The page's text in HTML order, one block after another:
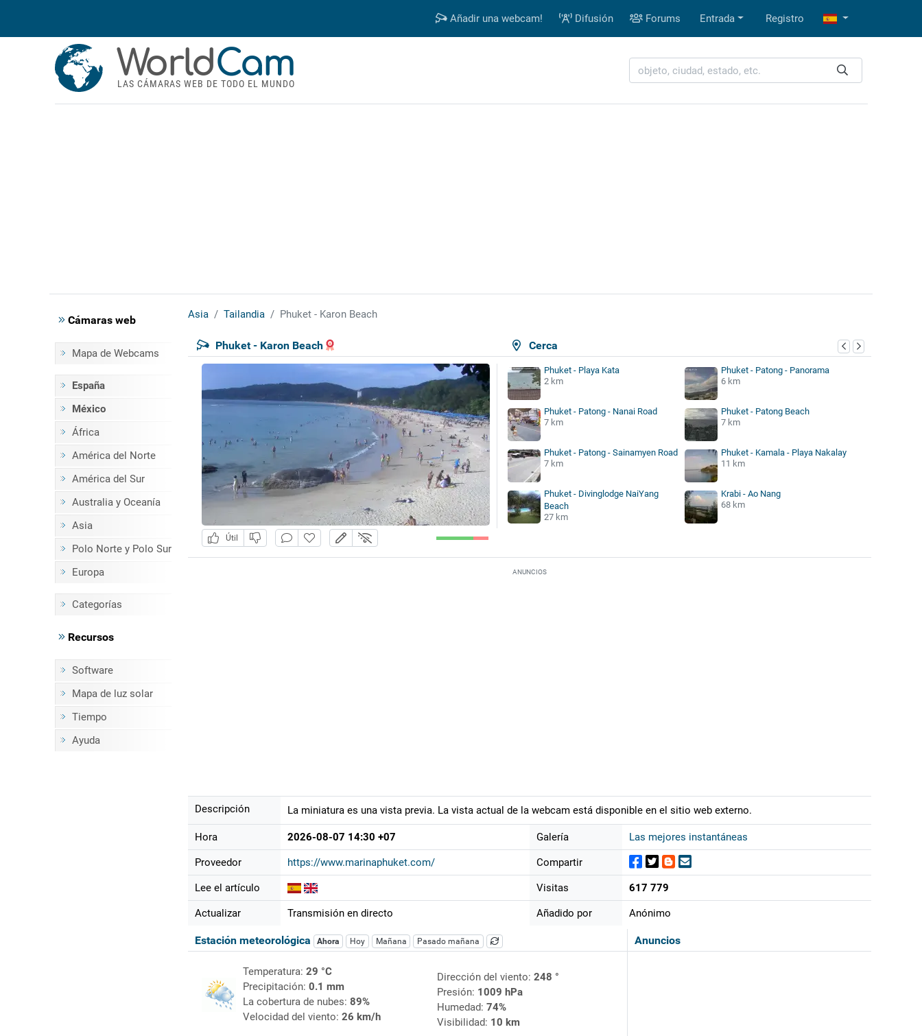
Añadir una webcam! Difusión Forums Entrada Registro
WorldCam
LAS CÁMARAS WEB DE TODO EL MUNDO
Cámaras web
Mapa de Webcams
España
México
África
América del Norte
América del Sur
Australia y Oceanía
Asia
Polo Norte y Polo Sur
Europa
Categorías
Recursos
Software
Mapa de luz solar
Tiempo
Ayuda
Asia Tailandia Phuket - Karon Beach
Cerca
Phuket - Karon Beach
Útil
Phuket - Playa Kata
2 km
Phuket - Patong - Panorama
6 km
Phuket - Patong - Nanai Road
7 km
Phuket - Patong Beach
7 km
Phuket - Patong - Sainamyen Road
7 km
Phuket - Kamala - Playa Nakalay
11 km
Phuket - Divinglodge NaiYang
Beach
27 km
Krabi - Ao Nang
68 km
ANUNCIOS
Descripción La miniatura es una vista previa. La vista actual de la webcam está disponible en el sitio web externo.
Hora 2026-08-07 14:30 +07
Proveedor https://www.marinaphuket.com/
Lee el artículo
Actualizar Transmisión en directo
Galería Las mejores instantáneas
Compartir
Visitas 617 779
Añadido por Anónimo
Anuncios
Estación meteorológica Ahora Hoy Mañana Pasado mañana
Temperatura: 29 °C
Precipitación: 0.1 mm
La cobertura de nubes: 89%
Velocidad del viento: 26 km/h
Dirección del viento: 248 °
Presión: 1009 hPa
Humedad: 74%
Visibilidad: 10 km